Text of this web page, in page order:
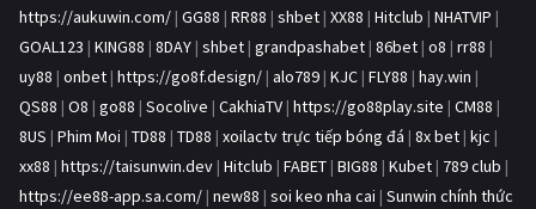
https://aukuwin.com/ | GG88 | RR88 | shbet | XX88 | Hitclub | NHATVIP |
GOAL123 | KING88 | 8DAY | shbet | grandpashabet | 86bet | o8 | rr88 |
uy88 | onbet | https://go8f.design/ | alo789 | KJC | FLY88 | hay.win |
QS88 | O8 | go88 | Socolive | CakhiaTV | https://go88play.site | CM88 |
8US | Phim Moi | TD88 | TD88 | xoilactv trực tiếp bóng đá | 8x bet | kjc |
xx88 | https://taisunwin.dev | Hitclub | FABET | BIG88 | Kubet | 789 club |
https://ee88-app.sa.com/ | new88 | soi keo nha cai | Sunwin chính thức